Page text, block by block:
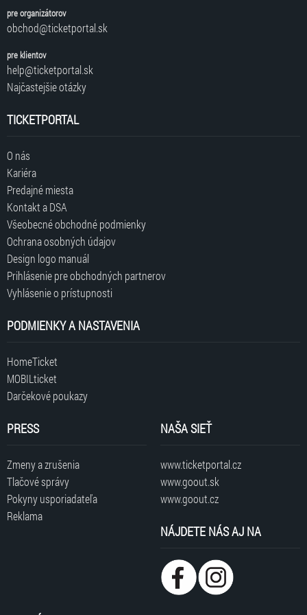
pre organizátorov
obchod@ticketportal.sk
pre klientov
help@ticketportal.sk
Najčastejšie otázky
TICKETPORTAL
O nás
Kariéra
Predajné miesta
Kontakt a DSA
Všeobecné obchodné podmienky
Ochrana osobných údajov
Design logo manuál
Prihlásenie pre obchodných partnerov
Vyhlásenie o prístupnosti
PODMIENKY A NASTAVENIA
HomeTicket
MOBILticket
Darčekové poukazy
PRESS
Zmeny a zrušenia
Tlačové správy
Pokyny usporiadateľa
Reklama
NAŠA SIEŤ
www.ticketportal.cz
www.goout.sk
www.goout.cz
NÁJDETE NÁS AJ NA